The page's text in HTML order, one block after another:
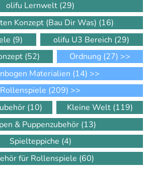
olifu Lernwelt (29)
Konzept (Bau Dir Was) (16)
(9) olifu U3 Bereich (29)
(52) Ordnung (27) >>
Materialien (14) >>
Rollenspiele (209) >>
(10) Kleine Welt (119)
& Puppenzubehör (13)
Spielteppiche (4)
für Rollenspiele (60)